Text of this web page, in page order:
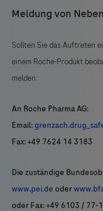
Meldung von
Sollten Sie das Auftreten
einem Roche-Produkt
melden:
An Roche Pharma AG:
Email:
Fax: +49 7624 14 3183
Die zuständige
www.pei.de oder
oder Fax: +49 6103 / 77-